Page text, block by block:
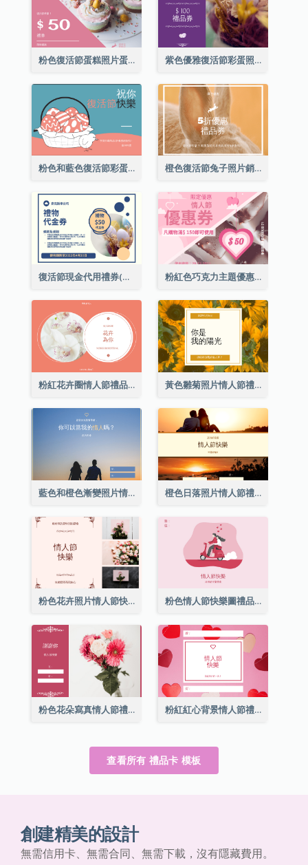
粉色復活節蛋糕照片蛋糕店禮品卡 紫色優雅復活節彩蛋照片禮品卡
粉色和藍色復活節彩蛋銷售禮品卡 橙色復活節兔子照片銷售禮品卡
復活節現金代用禮券(附使用細則) 粉紅色巧克力主題優惠券
粉紅花卉圈情人節禮品卡 黃色雛菊照片情人節禮品卡
藍色和橙色漸變照片情人節禮品卡 橙色日落照片情人節禮品卡
粉色花卉照片情人節快樂禮品卡 粉色情人節快樂圖禮品卡
粉色花朵寫真情人節禮品卡 粉紅紅心背景情人節禮品卡
查看所有 禮品卡 模板
創建精美的設計
無需信用卡、無需合同、無需下載，沒有隱藏費用。